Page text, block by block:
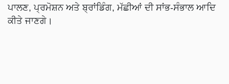
ਪਾਲਣ, ਪ੍ਰਮੋਸ਼ਨ ਅਤੇ ਬ੍ਰਾਂਡਿੰਗ, ਮੱਛੀਆਂ ਦੀ ਸਾਂਭ-ਸੰਭਾਲ ਆਦਿ
ਕੀਤੇ ਜਾਣਗੇ।